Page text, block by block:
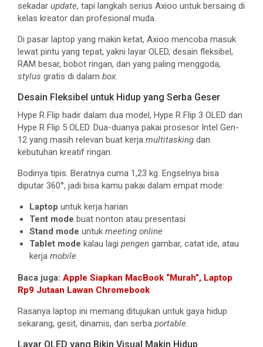
sekadar update, tapi langkah serius Axioo untuk bersaing di
kelas kreator dan profesional muda.
Di pasar laptop yang makin ketat, Axioo mencoba masuk
lewat pintu yang tepat, yakni layar OLED, desain fleksibel,
RAM besar, bobot ringan, dan yang paling menggoda,
stylus gratis di dalam box.
Desain Fleksibel untuk Hidup yang Serba Geser
Hype R Flip hadir dalam dua model, Hype R Flip 3 OLED dan
Hype R Flip 5 OLED. Dua-duanya pakai prosesor Intel Gen-
12 yang masih relevan buat kerja multitasking dan
kebutuhan kreatif ringan.
Bodinya tipis. Beratnya cuma 1,23 kg. Engselnya bisa
diputar 360°, jadi bisa kamu pakai dalam empat mode:
Laptop untuk kerja harian
Tent mode buat nonton atau presentasi
Stand mode untuk meeting online
Tablet mode kalau lagi pengen gambar, catat ide, atau
kerja mobile
Baca juga: Apple Siapkan MacBook “Murah”, Laptop
Rp9 Jutaan Lawan Chromebook
Rasanya laptop ini memang ditujukan untuk gaya hidup
sekarang, gesit, dinamis, dan serba portable.
Layar OLED yang Bikin Visual Makin Hidup